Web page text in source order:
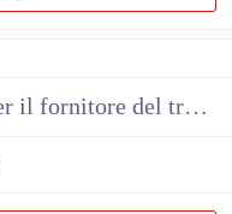
Pompa idraulica della Cina per il fornitore del trattore